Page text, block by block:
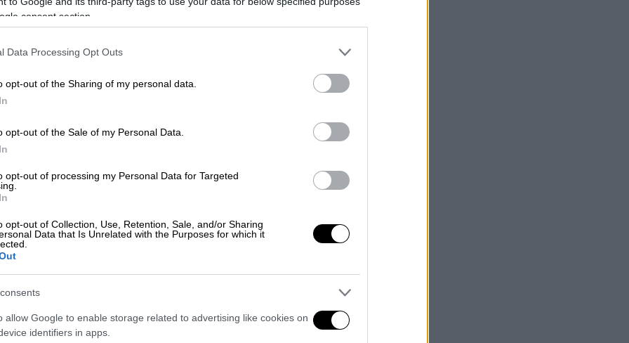
consent section.
Data Processing Opt Outs
opt-out of the Sharing of my personal data.
opt-out of the Sale of my Personal Data.
opt-out of processing my Personal Data for Targeted
opt-out of Collection, Use, Retention, Sale, and/or Sharing
Data that Is Unrelated with the Purposes for which it
allow Google to enable storage related to advertising like cookies on
identifiers in apps.
σταθμό BBC Radio 4: «Αυτό που ακούμε
προβλήματα οφείλονται όλα
περίπλοκο και δεν πρέπει να εξάγουμε
γνωρίζει ότι
βλέπουμε κάθε χειμώνα και φαίνεται
κατήγγειλε.
Medicine, ο δρ. Έντριαν Μπόιλ, δήλωσε
άνθρωποι πεθαίνουν κάθε εβδομάδα
στα τμήματα επειγόντων των
υπογράμμισε.
πέντε ασθενείς
του NHS αναγκάστηκε ναπεριμένει
στο τμήμα επειγόντων.
εξετάζουν το 95% των ασθενών που
και το 100% σε 60 λεπτά.